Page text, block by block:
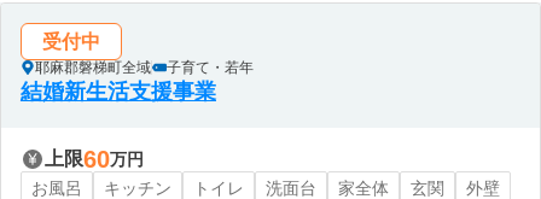
受付中
耶麻郡磐梯町全域 子育て・若年
結婚新生活支援事業
上限60万円
お風呂
キッチン トイレ 洗面台 家全体 玄関
外壁